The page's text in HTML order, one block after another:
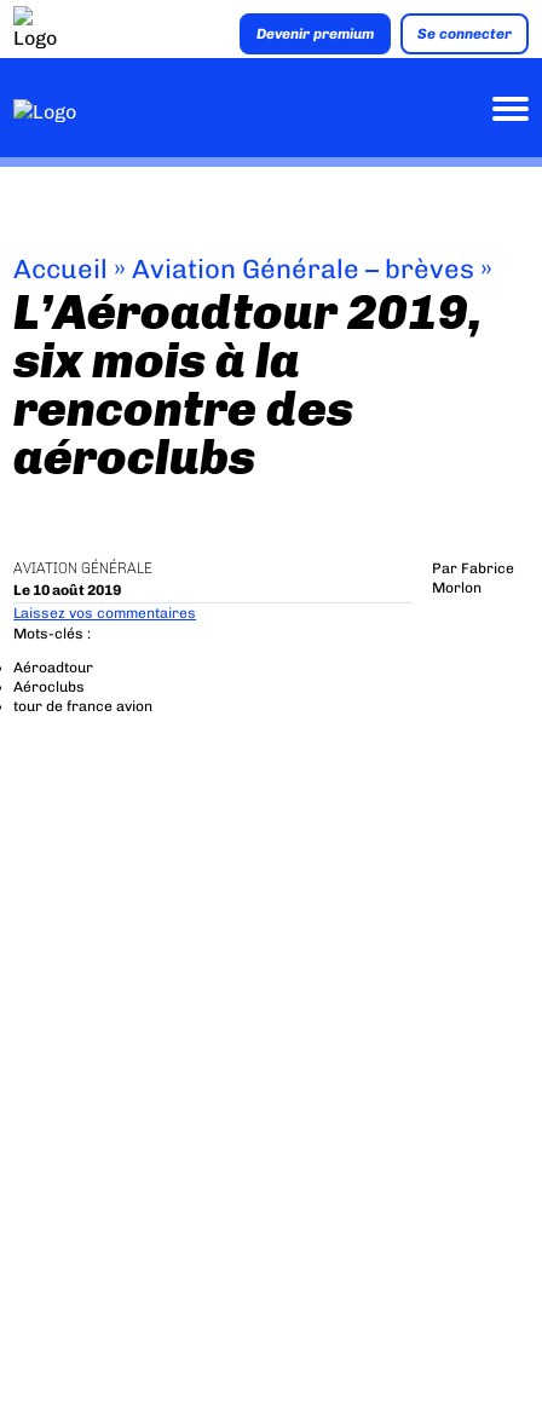
Devenir premium Se connecter
Accueil »Aviation Générale – brèves »
L’Aéroadtour 2019,
six mois à la
rencontre des
aéroclubs
AVIATION GÉNÉRALE
Le 10 août 2019
Par Fabrice
Morlon
Laissez vos commentaires
Mots-clés :
Aéroadtour
Aéroclubs
tour de france avion